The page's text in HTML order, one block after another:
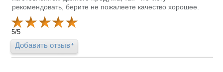
рекомендовать, берите не пожалеете качество хорошее.
5/5
Добавить отзыв